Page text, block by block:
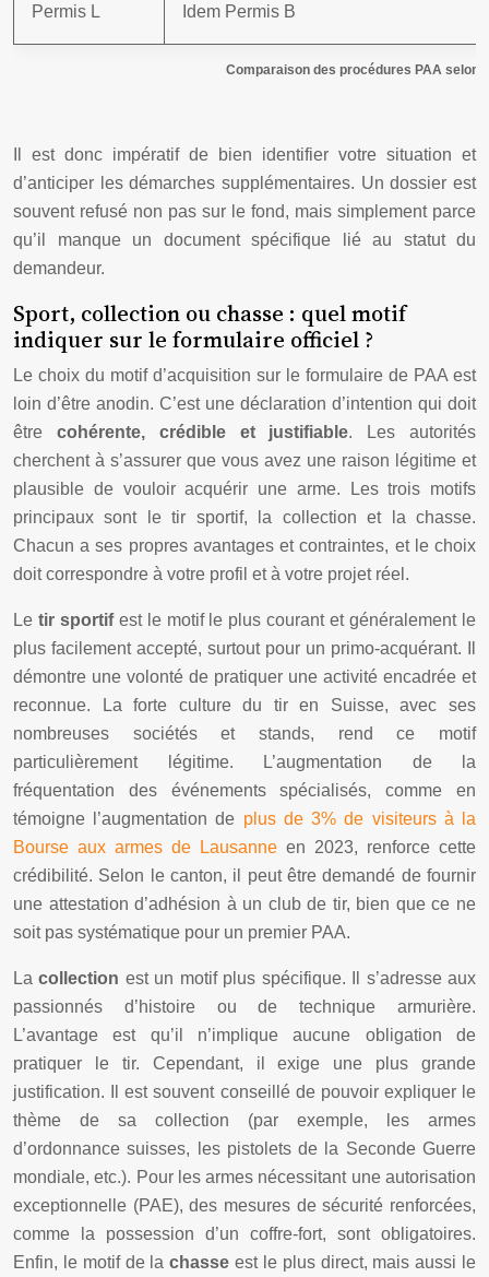
Comparaison des procédures PAA selon
Permis L Idem Permis B
Il est donc impératif de bien identifier votre situation et
d’anticiper les démarches supplémentaires. Un dossier est
souvent refusé non pas sur le fond, mais simplement parce
qu’il manque un document spécifique lié au statut du
demandeur.
Sport, collection ou chasse : quel motif
indiquer sur le formulaire officiel ?
Le choix du motif d’acquisition sur le formulaire de PAA est
loin d’être anodin. C’est une déclaration d’intention qui doit
être cohérente, crédible et justifiable. Les autorités
cherchent à s’assurer que vous avez une raison légitime et
plausible de vouloir acquérir une arme. Les trois motifs
principaux sont le tir sportif, la collection et la chasse.
Chacun a ses propres avantages et contraintes, et le choix
doit correspondre à votre profil et à votre projet réel.
Le tir sportifest le motif le plus courant et généralement le
plus facilement accepté, surtout pour un primo-acquérant. Il
démontre une volonté de pratiquer une activité encadrée et
reconnue. La forte culture du tir en Suisse, avec ses
nombreuses sociétés et stands, rend ce motif
particulièrement légitime. L’augmentation de la
fréquentation des événements spécialisés, comme en
témoigne l’augmentation de plus de 3% de visiteurs à la
Bourse aux armes de Lausanne en 2023, renforce cette
crédibilité. Selon le canton, il peut être demandé de fournir
une attestation d’adhésion à un club de tir, bien que ce ne
soit pas systématique pour un premier PAA.
Lacollection est un motif plus spécifique. Il s’adresse aux
passionnés d’histoire ou de technique armurière.
L’avantage est qu’il n’implique aucune obligation de
pratiquer le tir. Cependant, il exige une plus grande
justification. Il est souvent conseillé de pouvoir expliquer le
thème de sa collection (par exemple, les armes
d’ordonnance suisses, les pistolets de la Seconde Guerre
mondiale, etc.). Pour les armes nécessitant une autorisation
exceptionnelle (PAE), des mesures de sécurité renforcées,
comme la possession d’un coffre-fort, sont obligatoires.
Enfin, le motif de lachasse est le plus direct, mais aussi le